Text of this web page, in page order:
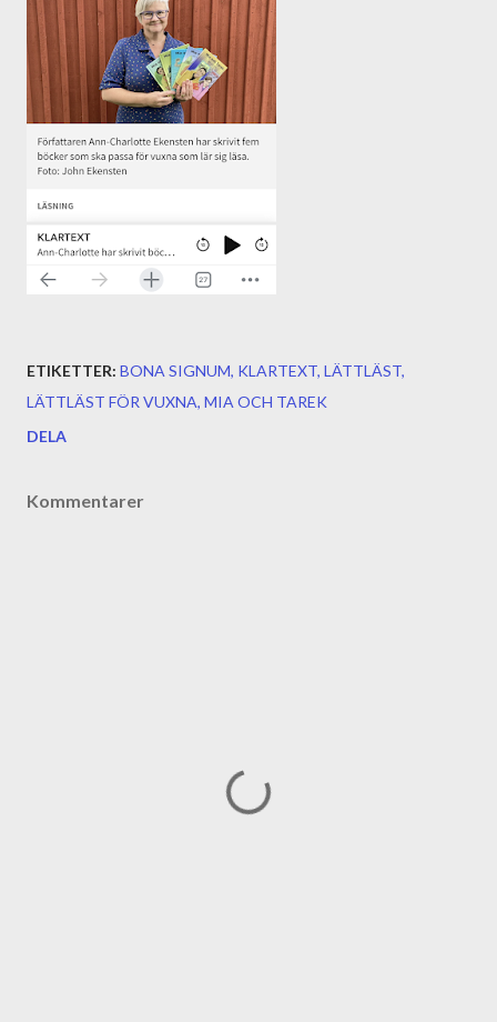
ETIKETTER: BONA SIGNUM KLARTEXT LÄTTLÄST
LÄTTLÄST FÖR VUXNA MIA OCH TAREK
DELA
Kommentarer